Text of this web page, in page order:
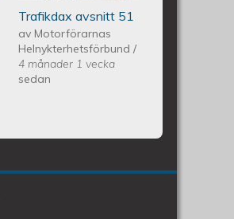
Trafikdax avsnitt 51
av Motorförarnas
Helnykterhetsförbund/
4 månader 1 vecka
sedan